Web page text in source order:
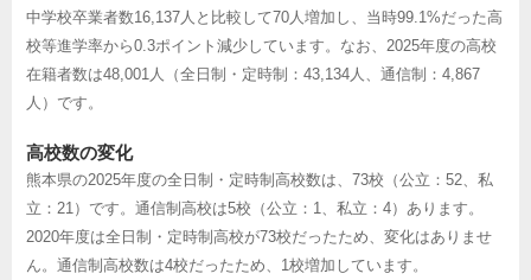
中学校卒業者数16,137人と比較して70人増加し、当時99.1%だった高
校等進学率から0.3ポイント減少しています。なお、2025年度の高校
在籍者数は48,001人（全日制・定時制：43,134人、通信制：4,867
人）です。
高校数の変化
熊本県の2025年度の全日制・定時制高校数は、73校（公立：52、私
立：21）です。通信制高校は5校（公立：1、私立：4）あります。
2020年度は全日制・定時制高校が73校だったため、変化はありませ
ん。通信制高校数は4校だったため、1校増加しています。